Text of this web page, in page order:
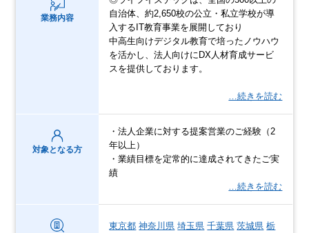
業務内容
自治体、約2,650校の公立・私立学校が導
入するIT教育事業を展開しており
中高生向けデジタル教育で培ったノウハウ
を活かし、法人向けにDX人材育成サービ
スを提供しております。
…続きを読む
対象となる方
・法人企業に対する提案営業のご経験（2
年以上）
・業績目標を定常的に達成されてきたご実
績
…続きを読む
東京都 神奈川県 埼玉県 千葉県 茨城県 栃